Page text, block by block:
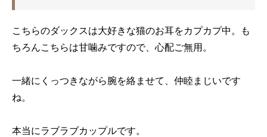
こちらのダックスは大好きな猫のお耳をカプカプ中。も
ちろんこちらは甘噛みですので、心配ご無用。
一緒にくっつきながら腕を絡ませて、仲睦まじいです
ね。
本当にラブラブカップルです。